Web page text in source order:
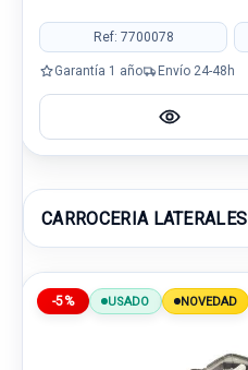
Ref: 7700078
Garantía 1 año Envío 24-48h
CARROCERIA LATERALES
-5% USADO NOVEDAD